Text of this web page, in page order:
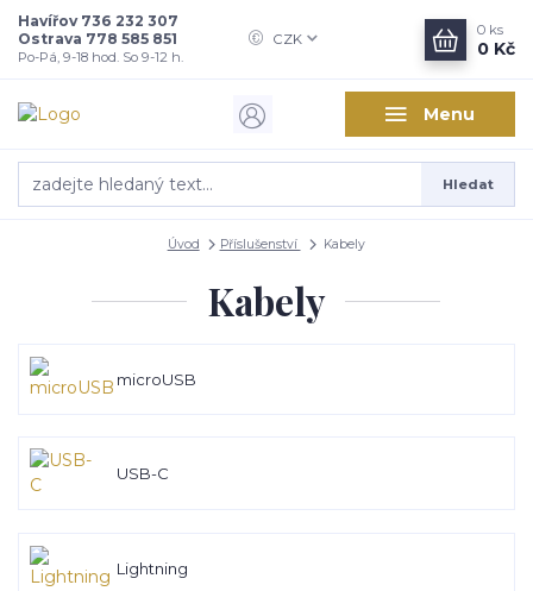
Menu
CZK
Hledat
Havířov 736 232 307
Ostrava 778 585 851
Po-Pá, 9-18 hod. So 9-12 h.
0 ks
0 Kč
Úvod Příslušenství Kabely
Kabely
microUSB
USB-C
Lightning